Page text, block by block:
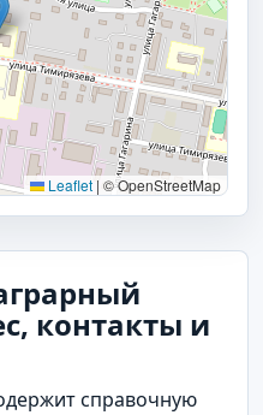
Leaflet | © OpenStreetMap
контакты и
справочную